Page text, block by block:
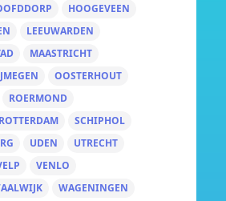
HOOGEVEEN
LEEUWARDEN
MAASTRICHT
OOSTERHOUT
ROERMOND
ROTTERDAM
SCHIPHOL
UDEN
UTRECHT
VENLO
WAGENINGEN